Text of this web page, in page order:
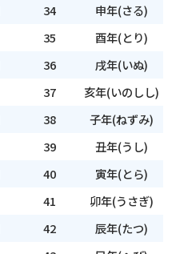
34 申年(さる)
35 酉年(とり)
36 戌年(いぬ)
37 亥年(いのしし)
38 子年(ねずみ)
39 丑年(うし)
40 寅年(とら)
41 卯年(うさぎ)
42 辰年(たつ)